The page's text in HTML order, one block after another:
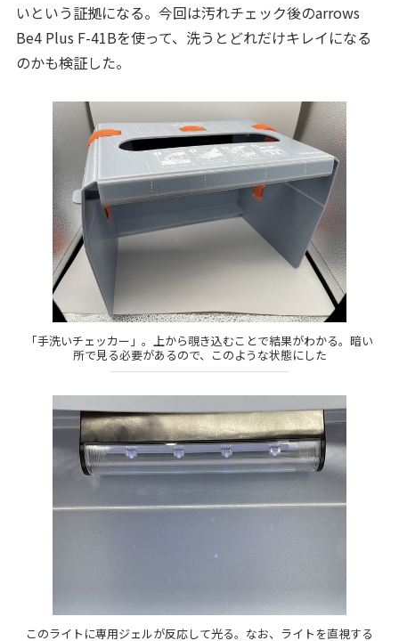
いという証拠になる。今回は汚れチェック後のarrows
Be4 Plus F-41Bを使って、洗うとどれだけキレイになる
のかも検証した。
「手洗いチェッカー」。上から覗き込むことで結果がわかる。暗い
所で見る必要があるので、このような状態にした
このライトに専用ジェルが反応して光る。なお、ライトを直視する